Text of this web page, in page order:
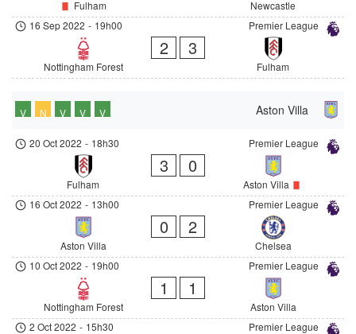
Fulham
Newcastle
Premier League
16 Sep 2022 - 19h00
Nottingham Forest
2 3
Fulham
Aston Villa
V N V V V
Premier League
20 Oct 2022 - 18h30
Fulham
3 0
Aston Villa
Premier League
16 Oct 2022 - 13h00
Aston Villa
0 2
Chelsea
Premier League
10 Oct 2022 - 19h00
Nottingham Forest
1 1
Aston Villa
Premier League
2 Oct 2022 - 15h30